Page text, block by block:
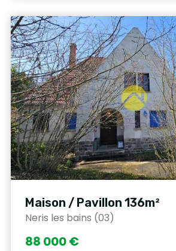
Maison / Pavillon 136m²
Neris les bains (03)
88 000 €